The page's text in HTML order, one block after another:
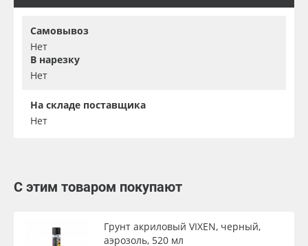
Самовывоз
Нет
В нарезку
Нет
На складе поставщика
Нет
С этим товаром покупают
Грунт акриловый VIXEN, черный,
аэрозоль, 520 мл